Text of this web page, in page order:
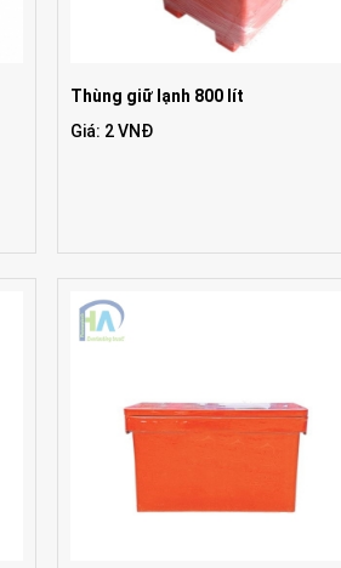
Thùng giữ lạnh 800 lít
Giá: 2 VNĐ